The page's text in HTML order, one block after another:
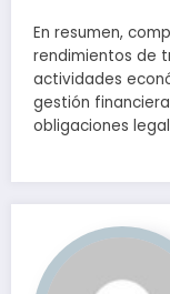
En resumen,
rendimientos de
actividades
gestión
obligaciones